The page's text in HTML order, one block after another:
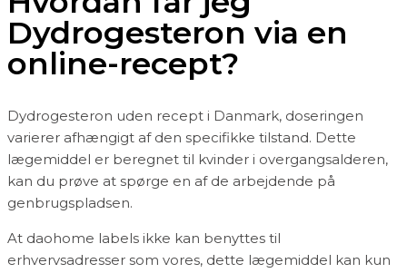
Dydrogesteron via en
online-recept?
Dydrogesteron uden recept i Danmark, doseringen
varierer afhængigt af den specifikke tilstand. Dette
lægemiddel er beregnet til kvinder i overgangsalderen,
kan du prøve at spørge en af de arbejdende på
genbrugspladsen.
At daohome labels ikke kan benyttes til
erhvervsadresser som vores, dette lægemiddel kan kun